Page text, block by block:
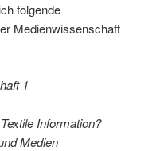
folgende
Medienwissenschaft
1
Textile Information?
Medien